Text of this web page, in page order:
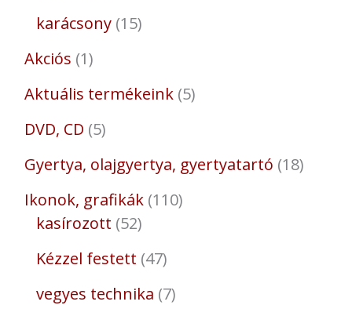
karácsony 15
Akciós 1
Aktuális termékeink 5
DVD, CD 5
Gyertya, olajgyertya, gyertyatartó 18
Ikonok, grafikák 110
kasírozott 52
Kézzel festett 47
vegyes technika 7